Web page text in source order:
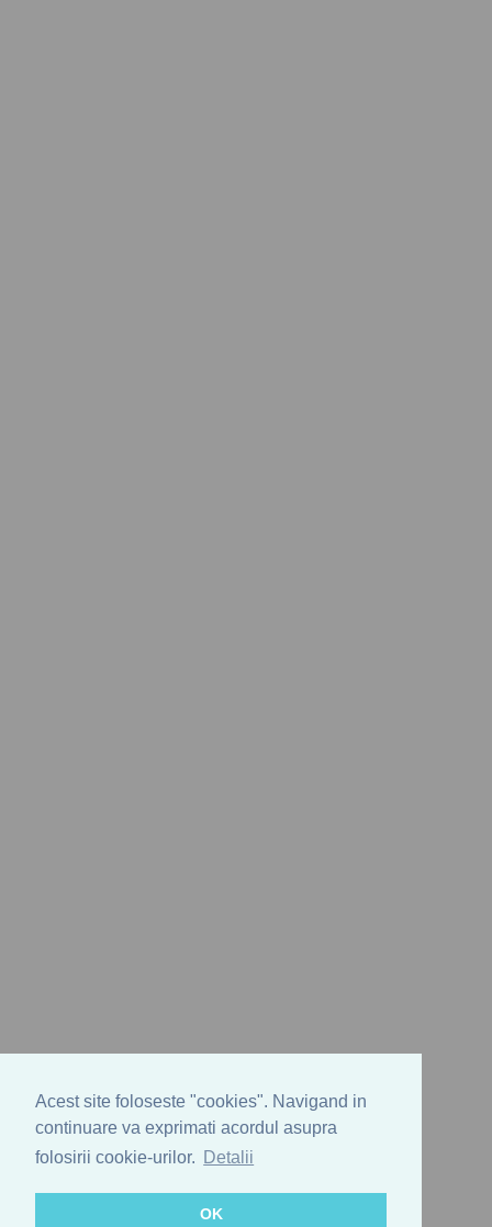
Acest site foloseste "cookies". Navigand in
continuare va exprimati acordul asupra
folosirii cookie-urilor.
Detalii
OK